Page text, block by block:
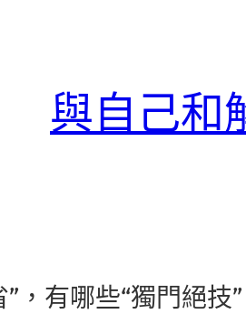
與自己和
，有哪些“獨門絕技”